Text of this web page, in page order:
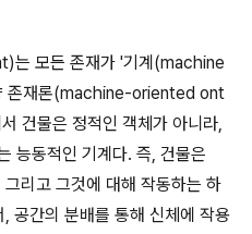
는 모든 존재가 '기계(machine
존재론(machine-oriented ont
건물은 정적인 객체가 아니라,
능동적인 기계다. 즉, 건물은
리고 그것에 대해 작동하는 하
공간의 분배를 통해 신체에 작용